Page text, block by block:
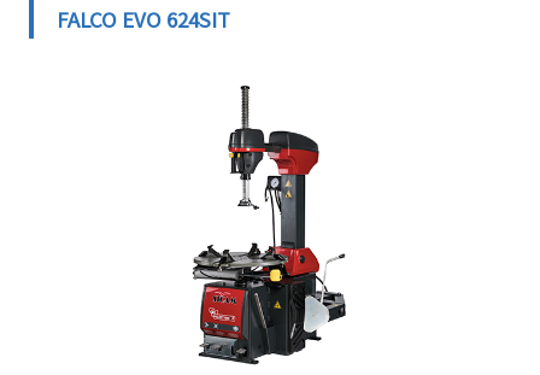
FALCO EVO 624SIT